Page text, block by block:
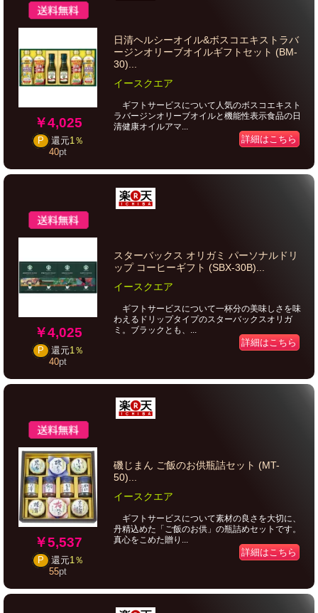
￥4,025
P 還元1％
40pt
日清ヘルシーオイル&ボスコエキストラバ
ージンオリーブオイルギフトセット (BM-
30)...
イースクエア
ギフトサービスについて人気のボスコエキスト
ラバージンオリーブオイルと機能性表示食品の日
清健康オイルアマ...
詳細はこちら
￥4,025
P 還元1％
40pt
スターバックス オリガミ パーソナルドリ
ップ コーヒーギフト (SBX-30B)...
イースクエア
ギフトサービスについて一杯分の美味しさを味
わえるドリップタイプのスターバックスオリガ
ミ。ブラックとも、...
詳細はこちら
￥5,537
P 還元1％
55pt
磯じまん ご飯のお供瓶詰セット (MT-
50)...
イースクエア
ギフトサービスについて素材の良さを大切に、
丹精込めた「ご飯のお供」の瓶詰めセットです。
真心をこめた贈り...
詳細はこちら